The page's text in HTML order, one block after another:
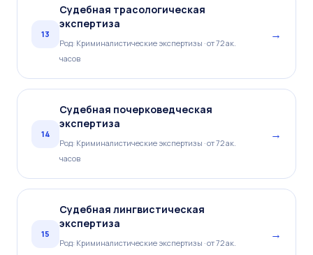
13
Судебная трасологическая
экспертиза
Род: Криминалистические экспертизы · от 72 ак.
часов
→
14
Судебная почерковедческая
экспертиза
Род: Криминалистические экспертизы · от 72 ак.
часов
→
15
Судебная лингвистическая
экспертиза
Род: Криминалистические экспертизы · от 72 ак.
→